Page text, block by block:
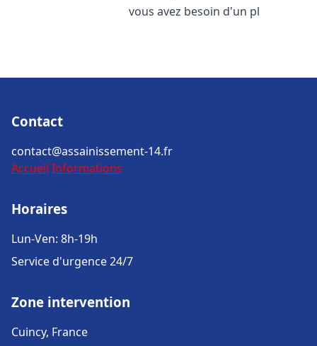
vous avez besoin d'un pl
Contact
contact@assainissement-14.fr
Accueil Informations
Horaires
Lun-Ven: 8h-19h
Service d'urgence 24/7
Zone intervention
Cuincy, France